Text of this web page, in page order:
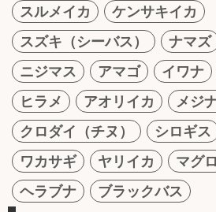
スルメイカ
ケンサキイカ
スズキ（シーバス）
ナマズ
ニジマス
アマゴ イワナ
ヒラメ
アオリイカ
メジ
クロダイ（チヌ）
シロギス
ワカサギ
ヤリイカ マグロ
ヘラブナ
ブラックバス